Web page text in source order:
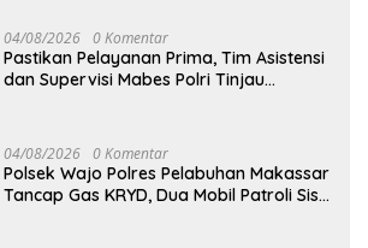
04/08/2026 0 Komentar
Pastikan Pelayanan Prima, Tim Asistensi
dan Supervisi Mabes Polri Tinjau
04/08/2026 0 Komentar
Polsek Wajo Polres Pelabuhan Makassar
Tancap Gas KRYD, Dua Mobil Patroli Sisir